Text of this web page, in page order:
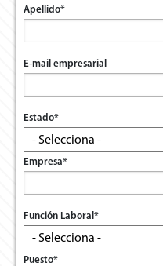
Apellido*
E-mail empresarial
Estado*
Empresa*
Función Laboral *
Puesto*